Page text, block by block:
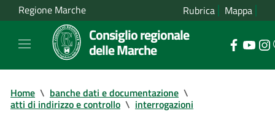
Regione Marche Rubrica Mappa
Consiglio regionale
delle Marche
Home \ banche dati e documentazione \
atti di indirizzo e controllo \ interrogazioni